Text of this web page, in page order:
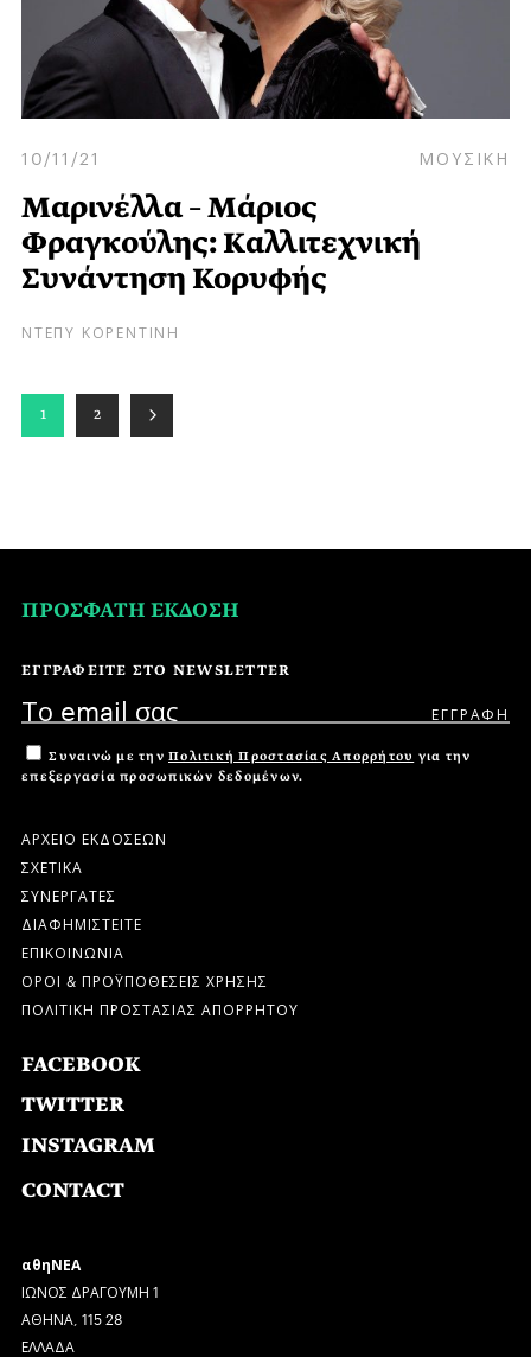
10/11/21 ΜΟΥΣΙΚΗ
Μαρινέλλα – Μάριος
Φραγκούλης: Kαλλιτεχνική
Συνάντηση Κορυφής
ΝΤΕΠΥ ΚΟΡΕΝΤΙΝΗ
1 2
ΠΡΟΣΦΑΤΗ ΕΚΔΟΣΗ
ΕΓΓΡΑΦΕΙΤΕ ΣΤΟ NEWSLETTER
Συναινώ με την Πολιτική Προστασίας Απορρήτου για την
επεξεργασία προσωπικών δεδομένων.
ΑΡΧΕΙΟ ΕΚΔΟΣΕΩΝ
ΣΧΕΤΙΚΑ
ΣΥΝΕΡΓΑΤΕΣ
ΔΙΑΦΗΜΙΣΤΕΙΤΕ
ΕΠΙΚΟΙΝΩΝΙΑ
ΟΡΟΙ & ΠΡΟΫΠΟΘΕΣΕΙΣ ΧΡΗΣΗΣ
ΠΟΛΙΤΙΚΗ ΠΡΟΣΤΑΣΙΑΣ ΑΠΟΡΡΗΤΟΥ
FACEBOOK
TWITTER
INSTAGRAM
CONTACT
αθηΝΕΑ
ΙΩΝΟΣ ΔΡΑΓΟΥΜΗ 1
ΑΘΗΝΑ, 115 28
ΕΛΛΑΔΑ